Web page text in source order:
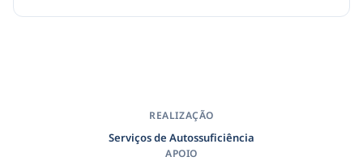
REALIZAÇÃO
Serviços de Autossuficiência
APOIO